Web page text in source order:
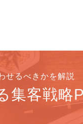
せるべきかを解説
集客戦略